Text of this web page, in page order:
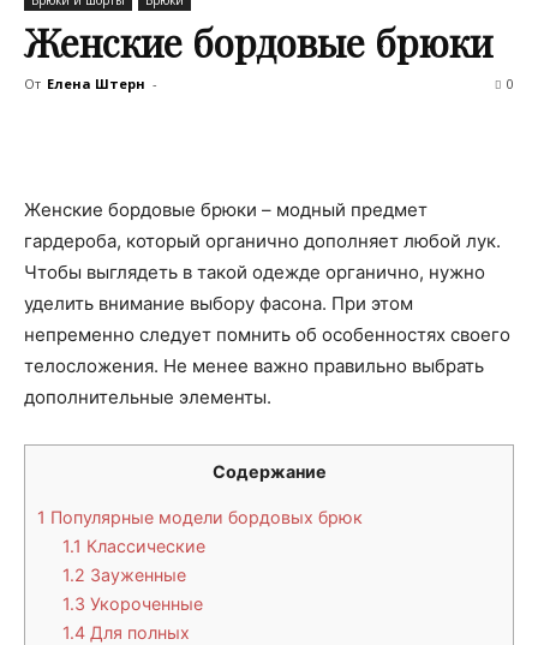
Женские бордовые брюки
От Елена Штерн - 0
Женские бордовые брюки – модный предмет
гардероба, который органично дополняет любой лук.
Чтобы выглядеть в такой одежде органично, нужно
уделить внимание выбору фасона. При этом
непременно следует помнить об особенностях своего
телосложения. Не менее важно правильно выбрать
дополнительные элементы.
Содержание
1 Популярные модели бордовых брюк
1.1 Классические
1.2 Зауженные
1.3 Укороченные
1.4 Для полных